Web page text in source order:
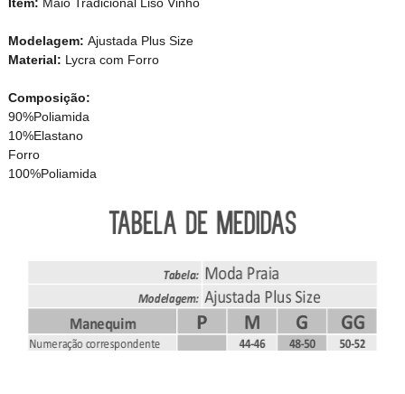
Item: Maiô Tradicional Liso Vinho
Modelagem: Ajustada Plus Size
Material: Lycra com Forro
Composição:
90%Poliamida
10%Elastano
Forro
100%Poliamida